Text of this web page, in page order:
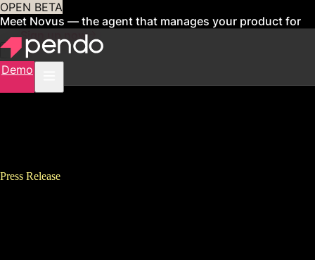
OPEN BETA
Meet Novus — the agent that manages your product for
youSign up now
Demo
Press Release